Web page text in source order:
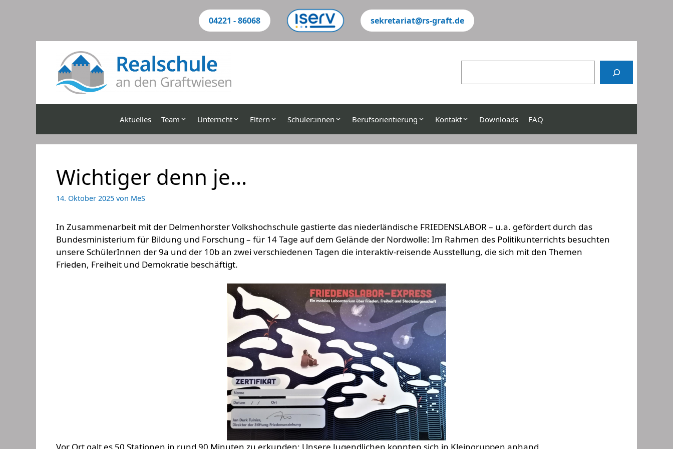
04221 - 86068 sekretariat@rs-graft.de
Aktuelles Team Unterricht Eltern Schüler:innen Berufsorientierung Kontakt Downloads FAQ
Wichtiger denn je…
14. Oktober 2025 von MeS
In Zusammenarbeit mit der Delmenhorster Volkshochschule gastierte das niederländische FRIEDENSLABOR – u.a. gefördert durch das
Bundesministerium für Bildung und Forschung – für 14 Tage auf dem Gelände der Nordwolle: Im Rahmen des Politikunterrichts besuchten
unsere SchülerInnen der 9a und der 10b an zwei verschiedenen Tagen die interaktiv-reisende Ausstellung, die sich mit den Themen
Frieden, Freiheit und Demokratie beschäftigt.